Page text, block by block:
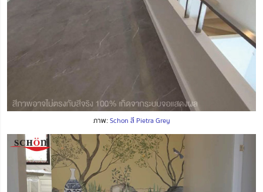
ภาพ:Schon สี Pietra Grey